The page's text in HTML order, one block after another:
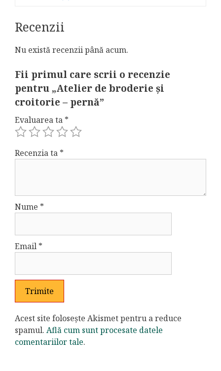
Recenzii
Nu există recenzii până acum.
Fii primul care scrii o recenzie
pentru „Atelier de broderie și
croitorie – pernă”
Evaluarea ta *
Recenzia ta *
Nume *
Email *
Acest site folosește Akismet pentru a reduce
spamul. Află cum sunt procesate datele
comentariilor tale.